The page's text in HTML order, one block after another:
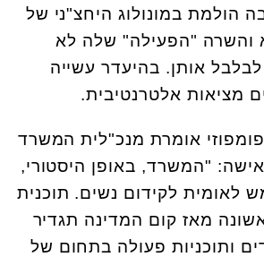
הולמת במונולוג היחצ"ני של
והשרה "הפעילה" שלה לא
לבלבל אותן. בהיעדר עשייה
מציאות אלטרנטיבית.
אומרת מנכ"לית המשרד
"המשרד, באופן היסטורי,
לאומית לקידום נשים. תוכנית
מאז קום המדינה תגדיר
ותוכניות פעולה בתחום של